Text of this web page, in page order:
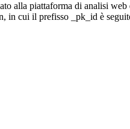
alla piattaforma di analisi
in cui il prefisso _pk_id è